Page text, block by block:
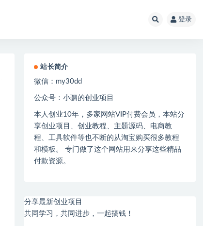
登录
站长简介
微信： my30dd
公众号：小驷的创业项目
本人创业10年，多家网站VIP付费会员，本站分
享创业项目、创业教程、主题源码、电商教
程、工具软件等也不断的从淘宝购买很多教程
和模板。 专门做了这个网站用来分享这些精品
付款资源。
分享最新创业项目
共同学习，共同进步，一起搞钱！